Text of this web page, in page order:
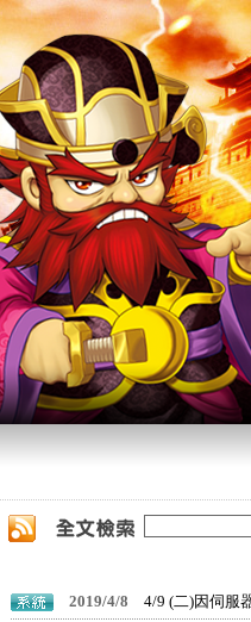
2019/4/8 4/9 (二)因伺服